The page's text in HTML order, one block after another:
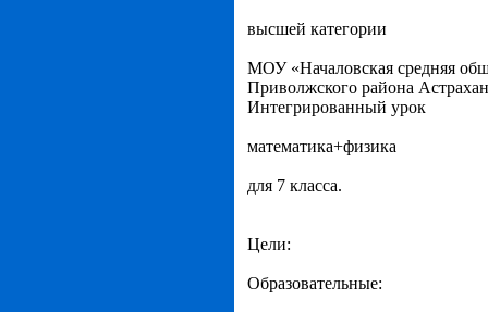
высшей категории
МОУ «Началовская средняя
Приволжского района
Интегрированный урок
математика+физика
для 7 класса.
Цели:
Образовательные: